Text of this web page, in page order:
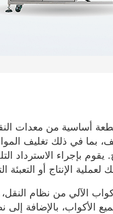
أساسية من معدات
في ذلك تغليف المواد
يقوم بإجراء الاسترداد
الإنتاج أو التعبئة
الآلي من نظام
الأكواب، بالإضافة إلى